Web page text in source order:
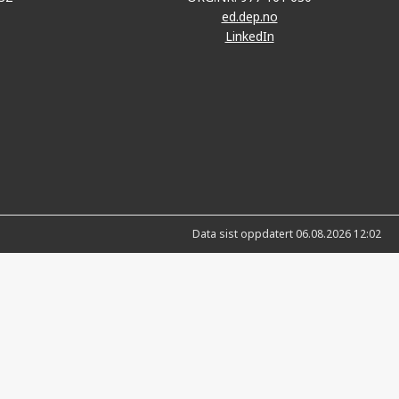
ed.dep.no
LinkedIn
Data sist oppdatert 06.08.2026 12:02